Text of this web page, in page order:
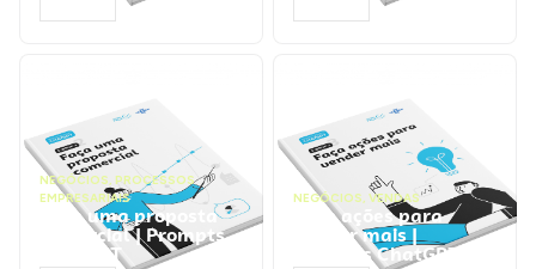
NEGÓCIOS, PROCESSOS
EMPRESARIAIS
Faça uma proposta
comercial | Prompts
ChatGPT
NEGÓCIOS, VENDAS
Faça ações para
vender mais |
Prompts ChatGPT